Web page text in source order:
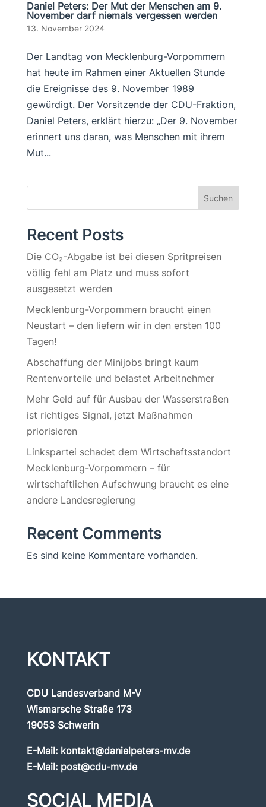
Daniel Peters: Der Mut der Menschen am 9.
November darf niemals vergessen werden
13. November 2024
Der Landtag von Mecklenburg-Vorpommern
hat heute im Rahmen einer Aktuellen Stunde
die Ereignisse des 9. November 1989
gewürdigt. Der Vorsitzende der CDU-Fraktion,
Daniel Peters, erklärt hierzu: „Der 9. November
erinnert uns daran, was Menschen mit ihrem
Mut...
Suchen
Recent Posts
Die CO₂-Abgabe ist bei diesen Spritpreisen
völlig fehl am Platz und muss sofort
ausgesetzt werden
Mecklenburg-Vorpommern braucht einen
Neustart – den liefern wir in den ersten 100
Tagen!
Abschaffung der Minijobs bringt kaum
Rentenvorteile und belastet Arbeitnehmer
Mehr Geld auf für Ausbau der Wasserstraßen
ist richtiges Signal, jetzt Maßnahmen
priorisieren
Linkspartei schadet dem Wirtschaftsstandort
Mecklenburg-Vorpommern – für
wirtschaftlichen Aufschwung braucht es eine
andere Landesregierung
Recent Comments
Es sind keine Kommentare vorhanden.
KONTAKT
CDU Landesverband M-V
Wismarsche Straße 173
19053 Schwerin
E-Mail: kontakt@danielpeters-mv.de
E-Mail: post@cdu-mv.de
SOCIAL MEDIA